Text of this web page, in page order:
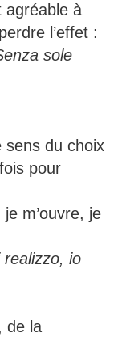
agréable à
l’effet :
sole
du choix
pour
m’ouvre, je
realizzo, io
de la